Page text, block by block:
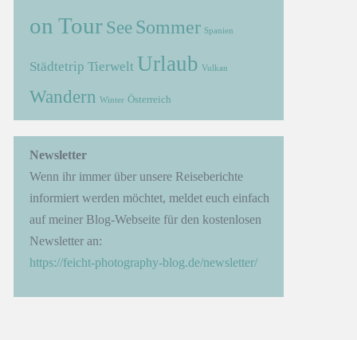
on Tour See Sommer Spanien
Städtetrip Tierwelt Urlaub Vulkan
Wandern Winter Österreich
Newsletter
Wenn ihr immer über unsere Reiseberichte
informiert werden möchtet, meldet euch einfach
auf meiner Blog-Webseite für den kostenlosen
Newsletter an:
https://feicht-photography-blog.de/newsletter/